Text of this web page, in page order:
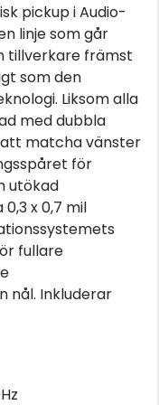
pickup i Audio-
linje som går
tillverkare främst
som den
Liksom alla
med dubbla
matcha vänster
för
utökad
x 0,7 mil
fullare
nål. Inkluderar